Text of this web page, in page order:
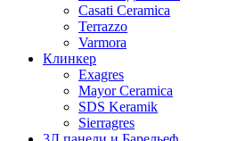
Casati Ceramica
Terrazzo
Varmora
Клинкер
Exagres
Mayor Ceramica
SDS Keramik
Sierragres